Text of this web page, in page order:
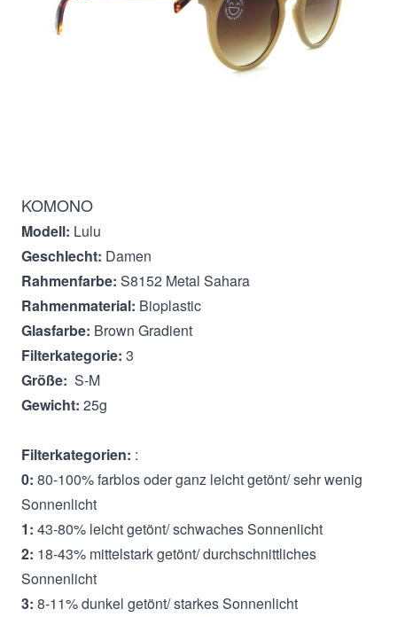
KOMONO
Modell: Lulu
Geschlecht: Damen
Rahmenfarbe: S8152 Metal Sahara
Rahmenmaterial: Bioplastic
Glasfarbe: Brown Gradient
Filterkategorie: 3
Größe: S-M
Gewicht: 25g
Filterkategorien: :
0: 80-100% farblos oder ganz leicht getönt/ sehr wenig
Sonnenlicht
1: 43-80% leicht getönt/ schwaches Sonnenlicht
2: 18-43% mittelstark getönt/ durchschnittliches
Sonnenlicht
3: 8-11% dunkel getönt/ starkes Sonnenlicht